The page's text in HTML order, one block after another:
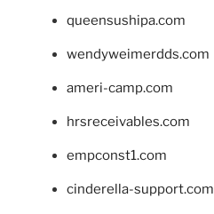
queensushipa.com
wendyweimerdds.com
ameri-camp.com
hrsreceivables.com
empconst1.com
cinderella-support.com